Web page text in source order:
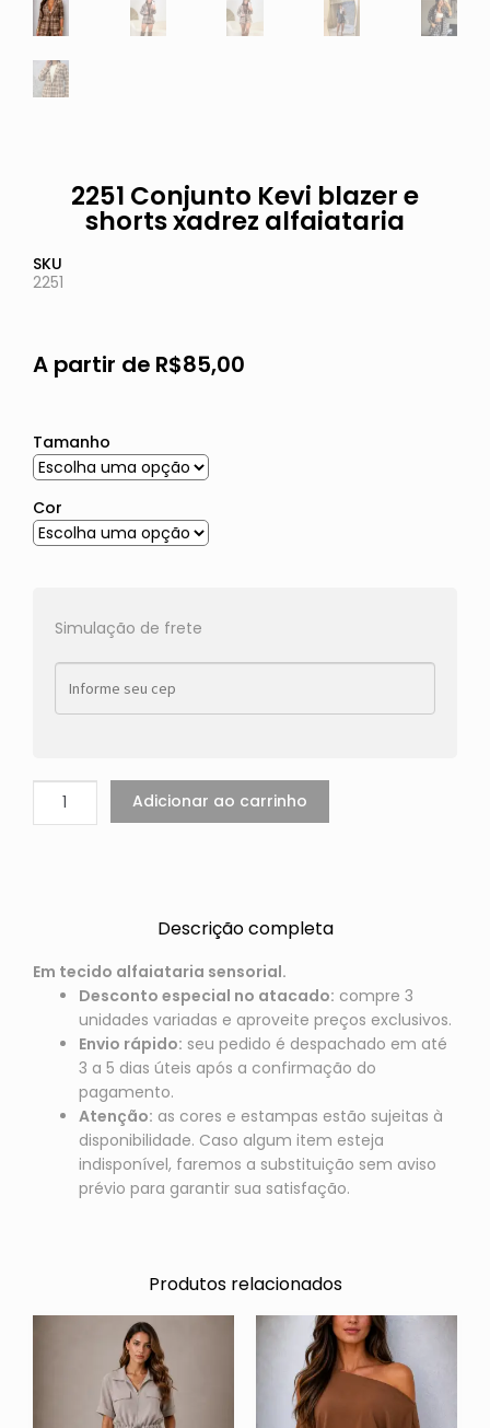
2251 Conjunto Kevi blazer e
shorts xadrez alfaiataria
SKU
2251
A partir de R$85,00
Tamanho
Cor
Simulação de frete
Adicionar ao carrinho
Descrição completa
Em tecido alfaiataria sensorial.
Desconto especial no atacado: compre 3
unidades variadas e aproveite preços exclusivos.
Envio rápido: seu pedido é despachado em até
3 a 5 dias úteis após a confirmação do
pagamento.
Atenção: as cores e estampas estão sujeitas à
disponibilidade. Caso algum item esteja
indisponível, faremos a substituição sem aviso
prévio para garantir sua satisfação.
Produtos relacionados